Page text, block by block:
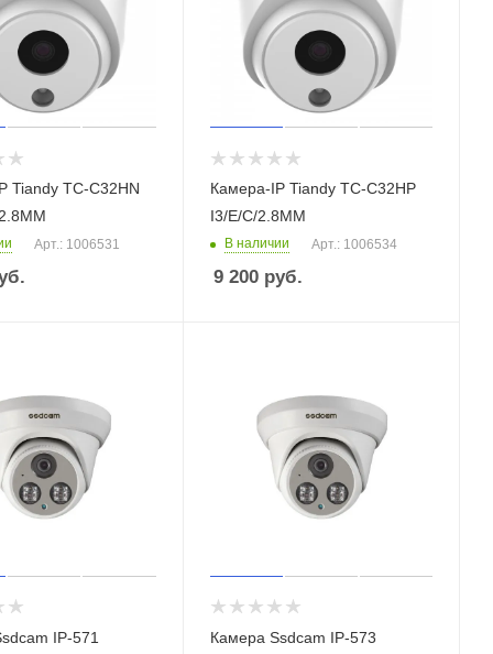
Tiandy TC-C32HN
Арт.: 1006531
Камера-IP Tiandy TC-C32HP
I3/E/C/2.8ММ
В наличии Арт.: 1006534
9 200руб.
IP-571
Камера Ssdcam IP-573